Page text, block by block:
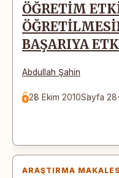
ÖĞRETİM
BAŞARIYA
Abdullah Şahin
28 Ekim 2010Sayfa
ARAŞTIRMA